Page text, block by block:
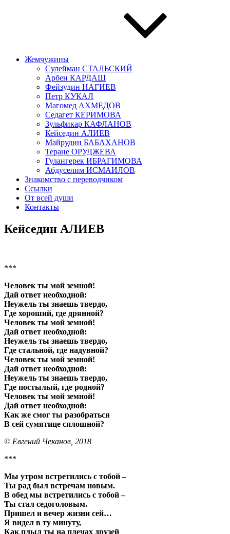
Жемчужины
Сулейман СТАЛЬСКИЙ
Арбен КАРДАШ
Фейзудин НАГИЕВ
Петр КУКАЛ
Магомед АХМЕДОВ
Седагет КЕРИМОВА
Зульфикар КАФЛАНОВ
Кейседин АЛИЕВ
Майрудин БАБАХАНОВ
Теране ОРУДЖЕВА
Гулангерек ИБРАГИМОВА
Абдуселим ИСМАИЛОВ
Знакомство с переводчиком
Ссылки
От всей души
Контакты
Кейседин АЛИЕВ
***
Человек ты мой земной!
Дай ответ необходной:
Неужель ты знаешь твердо,
Где хороший, где дрянной?
Человек ты мой земной!
Дай ответ необходной:
Неужель ты знаешь твердо,
Где стальной, где надувной?
Человек ты мой земной!
Дай ответ необходной:
Неужель ты знаешь твердо,
Где постылый, где родной?
Человек ты мой земной!
Дай ответ необходной:
Как же смог ты разобраться
В сей сумятице сплошной?
© Евгений Чеканов, 2018
***
Мы утром встретились с тобой –
Ты рад был встречам новым.
В обед мы встретились с тобой –
Ты стал седоголовым.
Пришел и вечер жизни сей…
Я видел в ту минуту,
Как плыл ты на плечах друзей